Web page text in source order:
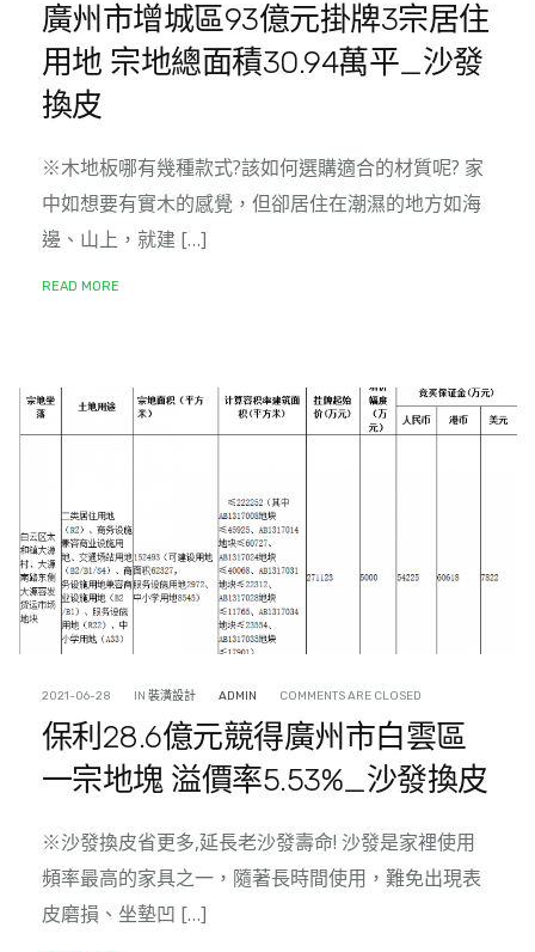
廣州市增城區93億元掛牌3宗居住
用地 宗地總面積30.94萬平_沙發
換皮
※木地板哪有幾種款式?該如何選購適合的材質呢? 家
中如想要有實木的感覺，但卻居住在潮濕的地方如海
邊、山上，就建 […]
READ MORE
2021-06-28 IN 裝潢設計 ADMIN COMMENTS ARE CLOSED
保利28.6億元競得廣州市白雲區
一宗地塊 溢價率5.53%_沙發換皮
※沙發換皮省更多,延長老沙發壽命! 沙發是家裡使用
頻率最高的家具之一，隨著長時間使用，難免出現表
皮磨損、坐墊凹 […]